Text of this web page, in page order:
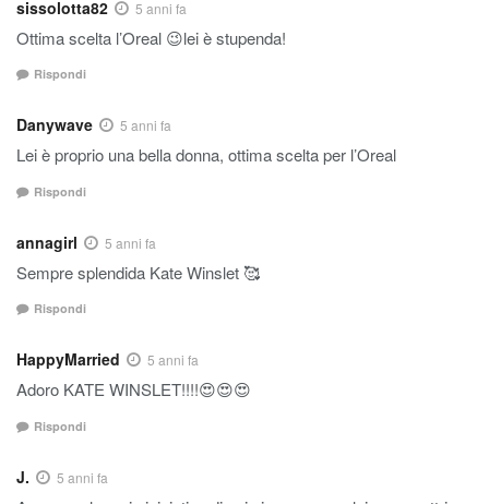
sissolotta82 5 anni fa
Ottima scelta l’Oreal 😉lei è stupenda!
Rispondi
Danywave 5 anni fa
Lei è proprio una bella donna, ottima scelta per l’Oreal
Rispondi
annagirl 5 anni fa
Sempre splendida Kate Winslet 🥰
Rispondi
HappyMarried 5 anni fa
Adoro KATE WINSLET!!!!😍😍😍
Rispondi
J. 5 anni fa